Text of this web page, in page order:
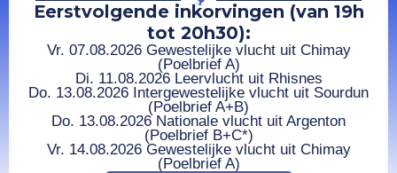
Eerstvolgende inkorvingen (van 19h
tot 20h30):
Vr. 07.08.2026 Gewestelijke vlucht uit Chimay
(Poelbrief A)
Di. 11.08.2026 Leervlucht uit Rhisnes
Do. 13.08.2026 Intergewestelijke vlucht uit Sourdun
(Poelbrief A+B)
Do. 13.08.2026 Nationale vlucht uit Argenton
(Poelbrief B+C*)
Vr. 14.08.2026 Gewestelijke vlucht uit Chimay
(Poelbrief A)